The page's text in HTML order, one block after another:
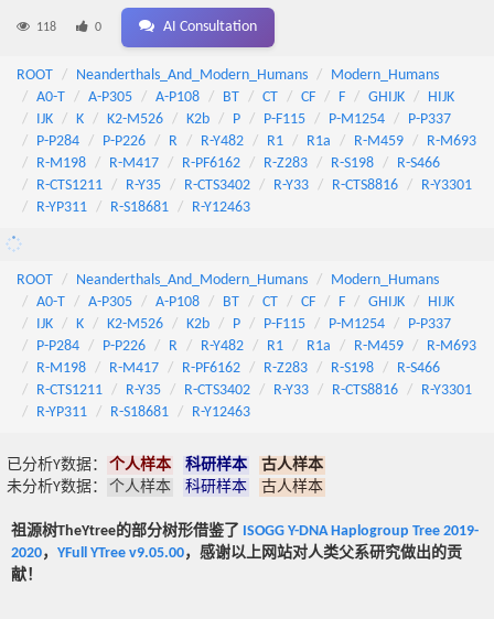
118 0 AI Consultation
ROOT Neanderthals_And_Modern_Humans
Modern_Humans
A0-T
A-P305 A-P108 BT CT CF F GHIJK
HIJK
IJK
K K2-M526 K2b P P-F115 P-M1254
P-P337
P-P284
P-P226 R R-Y482 R1 R1a R-M459
R-M693
R-M198
R-M417 R-PF6162 R-Z283 R-S198
R-S466
R-CTS1211
R-Y35 R-CTS3402 R-Y33 R-CTS8816
R-Y3301
R-YP311
R-S18681 R-Y12463
ROOT Neanderthals_And_Modern_Humans
Modern_Humans
A0-T
A-P305 A-P108 BT CT CF F GHIJK
HIJK
IJK
K K2-M526 K2b P P-F115 P-M1254
P-P337
P-P284
P-P226 R R-Y482 R1 R1a R-M459
R-M693
R-M198
R-M417 R-PF6162 R-Z283 R-S198
R-S466
R-CTS1211
R-Y35 R-CTS3402 R-Y33 R-CTS8816
R-Y3301
R-YP311
R-S18681 R-Y12463
已分析Y数据： 个人样本 科研样本
古人样本
未分析Y数据：
个人样本 科研样本 古人样本
祖源树TheYtree的部分树形借鉴了 ISOGG Y-DNA Haplogroup Tree 2019-
2020， YFull YTree v9.05.00，感谢以上网站对人类父系研究做出的贡
献！